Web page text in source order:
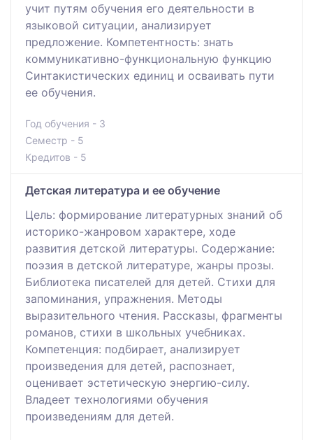
учит путям обучения его деятельности в
языковой ситуации, анализирует
предложение. Компетентность: знать
коммуникативно-функциональную функцию
Синтакистических единиц и осваивать пути
ее обучения.
Год обучения - 3
Семестр - 5
Кредитов - 5
Детская литература и ее обучение
Цель: формирование литературных знаний об
историко-жанровом характере, ходе
развития детской литературы. Содержание:
поэзия в детской литературе, жанры прозы.
Библиотека писателей для детей. Стихи для
запоминания, упражнения. Методы
выразительного чтения. Рассказы, фрагменты
романов, стихи в школьных учебниках.
Компетенция: подбирает, анализирует
произведения для детей, распознает,
оценивает эстетическую энергию-силу.
Владеет технологиями обучения
произведениям для детей.